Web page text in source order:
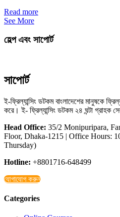
Read more
See More
হেল্প এবং সাপোর্ট
সাপোর্ট
ই-ফ্রিল্যান্সিং ডটকম বাংলাদেশের মানুষকে
করে। ই- ফ্রিল্যান্সিং ডটকম ২৪ ঘন্টা গ্রাহক
Head Office: 35/2 Monipuripara,
Floor, Dhaka-1215 | Office Hours:
Thursday)
Hotline: +8801716-648499
যোগাযোগ করুন
Categories